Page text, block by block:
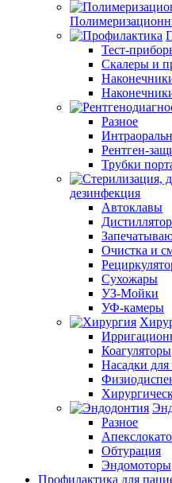
Тест-
Скалеры и
Разное
Рентген-
Трубки
дезинфекция
Автоклавы
Очистка и
Сухожары
УЗ-Мойки
УФ-камеры
Коагуляторы
Насадки для
Разное
Обтурация
Эндомоторы
Профилактика для